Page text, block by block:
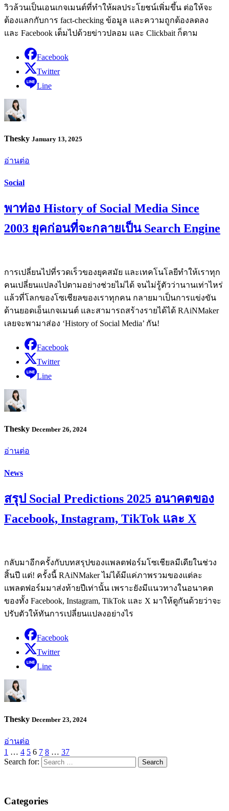
วิวล้วนเป็นเอนเกจเมนต์ที่ทำให้ผลประโยชน์เพิ่มขึ้น ต่อให้จะ
ต้องแลกกับการ fact-checking ข้อมูล และความถูกต้องลดลง
และ Facebook เต็มไปด้วยข่าวปลอม และ Clickbait ก็ตาม
Facebook
Twitter
Line
Thesky January 13, 2025
อ่านต่อ
Social
พาท่อง History of Social Media Since
2003 ยุคก่อนที่จะกลายเป็น Search Engine
การเปลี่ยนไปที่รวดเร็วของยุคสมัย และเทคโนโลยีทำให้เราทุก
คนเปลี่ยนแปลงไปตามอย่างช่วยไม่ได้ จนไม่รู้ตัวว่านานเท่าไหร่
แล้วที่โลกของโซเชียลของเราทุกคน กลายมาเป็นการแข่งขัน
ด้านยอดเอ็นเกจเมนต์ และสามารถสร้างรายได้ได้ RAiNMaker
เลยจะพามาส่อง ‘History of Social Media’ กัน!
Facebook
Twitter
Line
Thesky December 26, 2024
อ่านต่อ
News
สรุป Social Predictions 2025 อนาคตของ
Facebook, Instagram, TikTok และ X
กลับมาอีกครั้งกับบทสรุปของแพลตฟอร์มโซเชียลมีเดียในช่วง
สิ้นปี แต่! ครั้งนี้ RAiNMaker ไม่ได้มีแค่ภาพรวมของแต่ละ
แพลตฟอร์มมาส่งท้ายปีเท่านั้น เพราะยังมีแนวทางในอนาคต
ของทั้ง Facebook, Instagram, TikTok และ X มาให้ดูกันด้วยว่าจะ
ปรับตัวให้ทันการเปลี่ยนแปลงอย่างไร
Facebook
Twitter
Line
Thesky December 23, 2024
อ่านต่อ
1 … 4 5 6 7 8 … 37
Search for:
Categories